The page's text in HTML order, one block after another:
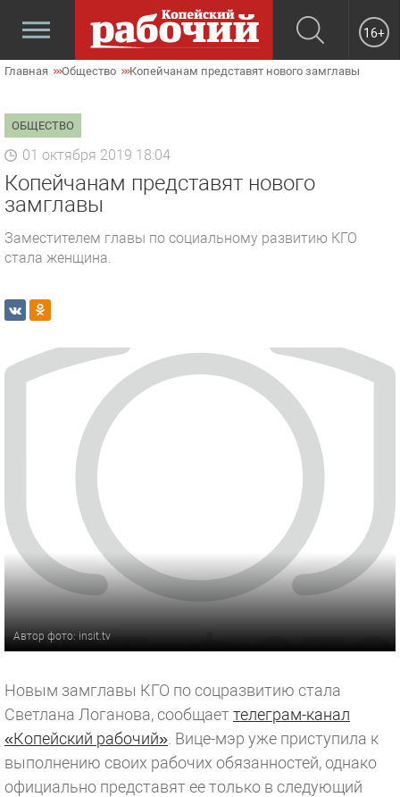
16+
Главная Общество Копейчанам представят нового замглавы
ОБЩЕСТВО
01 октября 2019 18:04
Копейчанам представят нового
замглавы
Заместителем главы по социальному развитию КГО
стала женщина.
Автор фото: insit.tv
Новым замглавы КГО по соцразвитию стала
Светлана Логанова, сообщаеттелеграм-канал
«Копейский рабочий» . Вице-мэр уже приступила к
выполнению своих рабочих обязанностей, однако
официально представят ее только в следующий